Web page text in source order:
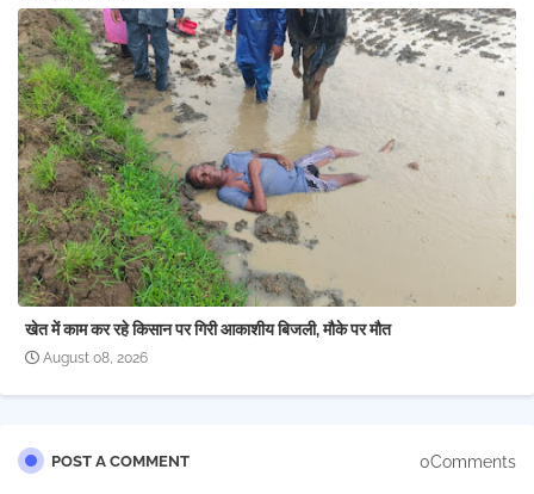
खेत में काम कर रहे किसान पर गिरी आकाशीय बिजली, मौके पर मौत
August 08, 2026
POST A COMMENT 0Comments